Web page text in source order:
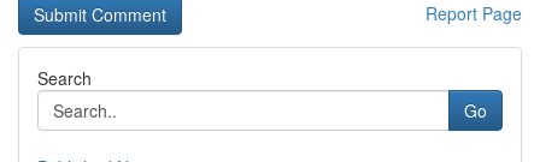
Report Page
Search
Go